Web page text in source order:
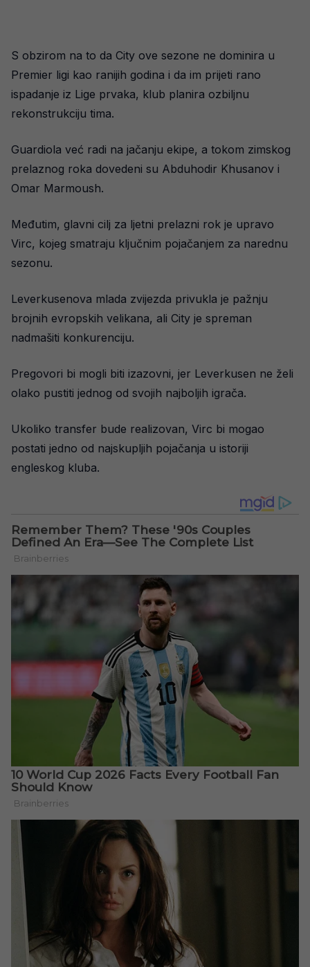
S obzirom na to da City ove sezone ne dominira u
Premier ligi kao ranijih godina i da im prijeti rano
ispadanje iz Lige prvaka, klub planira ozbiljnu
rekonstrukciju tima.
Guardiola već radi na jačanju ekipe, a tokom zimskog
prelaznog roka dovedeni su Abduhodir Khusanov i
Omar Marmoush.
Međutim, glavni cilj za ljetni prelazni rok je upravo
Virc, kojeg smatraju ključnim pojačanjem za narednu
sezonu.
Leverkusenova mlada zvijezda privukla je pažnju
brojnih evropskih velikana, ali City je spreman
nadmašiti konkurenciju.
Pregovori bi mogli biti izazovni, jer Leverkusen ne želi
olako pustiti jednog od svojih najboljih igrača.
Ukoliko transfer bude realizovan, Virc bi mogao
postati jedno od najskupljih pojačanja u istoriji
engleskog kluba.